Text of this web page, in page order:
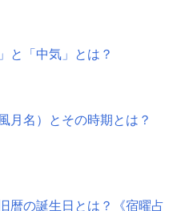
と「中気」とは？
月名）とその時期とは？
暦の誕生日とは？《宿曜占